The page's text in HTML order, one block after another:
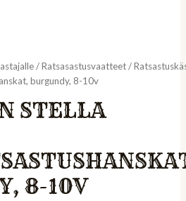
/Ratsasastusvaatteet/
burgundy, 8-10v
STELLA
8-10V